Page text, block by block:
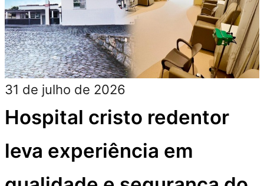
31 de julho de 2026
Hospital cristo redentor
leva experiência em